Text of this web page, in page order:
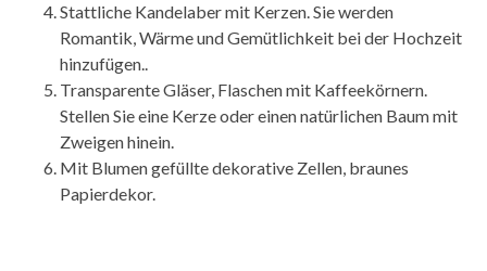
Stattliche Kandelaber mit Kerzen. Sie werden
Romantik, Wärme und Gemütlichkeit bei der Hochzeit
hinzufügen..
Transparente Gläser, Flaschen mit Kaffeekörnern.
Stellen Sie eine Kerze oder einen natürlichen Baum mit
Zweigen hinein.
Mit Blumen gefüllte dekorative Zellen, braunes
Papierdekor.